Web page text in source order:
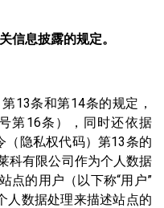
信息披露的规定。
13条和第14条的规定，
第16条），同时还依据
（隐私权代码）第13条的
科有限公司作为个人数据
点的用户（以下称“用户”
人数据处理来描述站点的